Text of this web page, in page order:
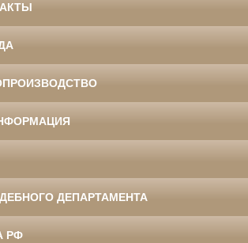
ДЕПАРТАМЕНТА
РФ